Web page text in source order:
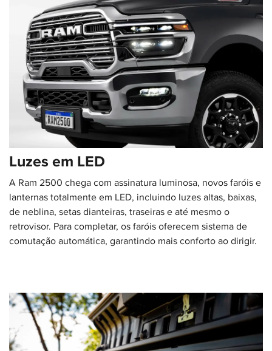
Luzes em LED
A Ram 2500 chega com assinatura luminosa, novos faróis e
lanternas totalmente em LED, incluindo luzes altas, baixas,
de neblina, setas dianteiras, traseiras e até mesmo o
retrovisor. Para completar, os faróis oferecem sistema de
comutação automática, garantindo mais conforto ao dirigir.